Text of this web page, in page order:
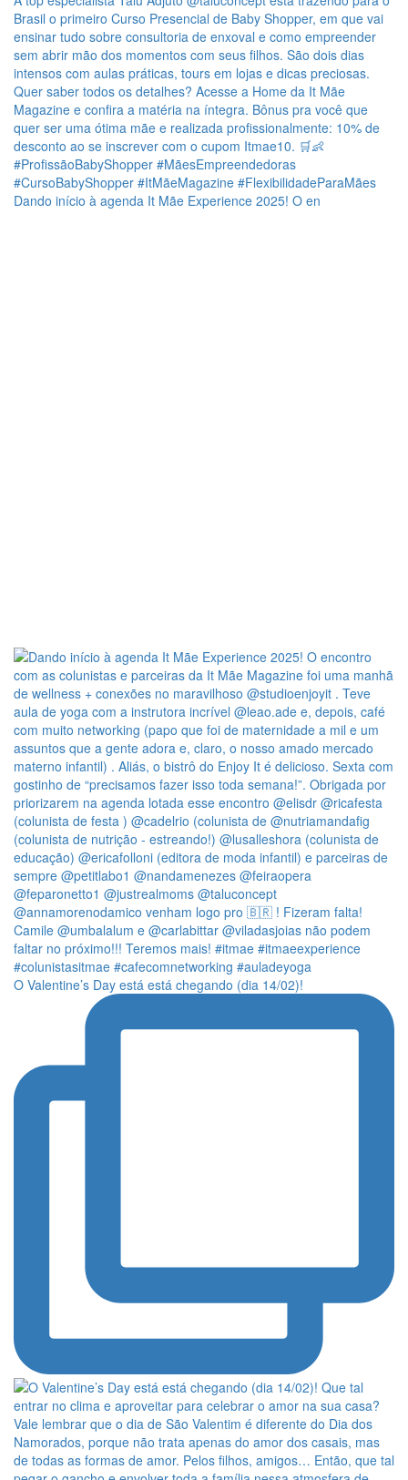
Dando início à agenda It Mãe Experience 2025! O en
O Valentine’s Day está está chegando (dia 14/02)!